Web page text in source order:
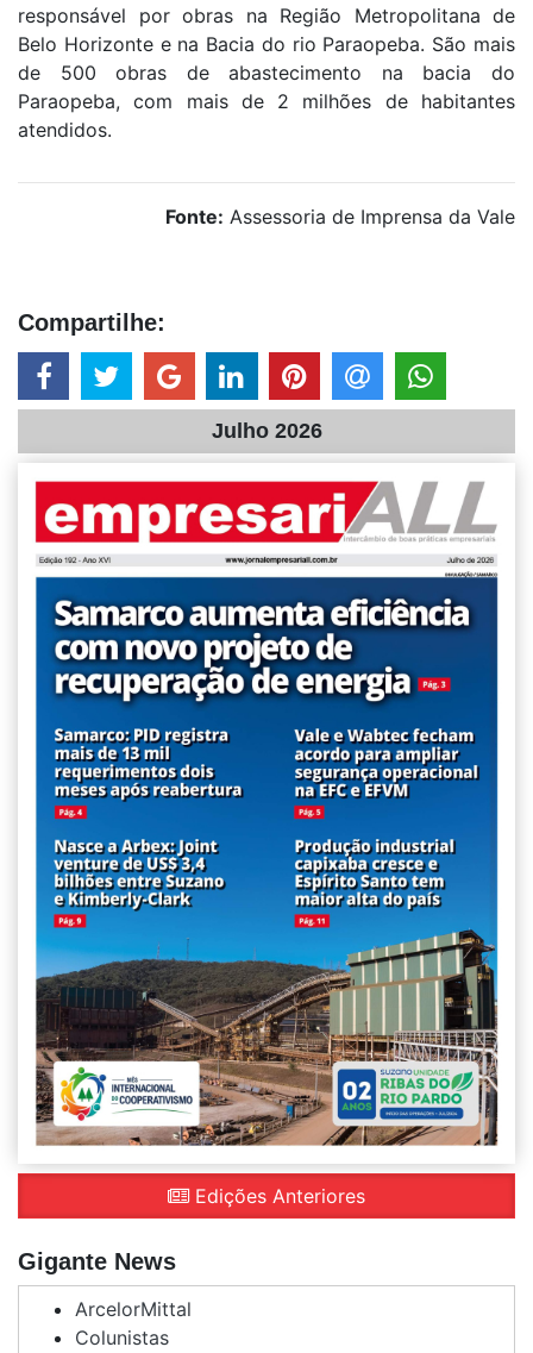
responsável por obras na Região Metropolitana de
Belo Horizonte e na Bacia do rio Paraopeba. São mais
de 500 obras de abastecimento na bacia do
Paraopeba, com mais de 2 milhões de habitantes
atendidos.
Fonte: Assessoria de Imprensa da Vale
Compartilhe:
Julho 2026
Edições Anteriores
Gigante News
ArcelorMittal
Colunistas